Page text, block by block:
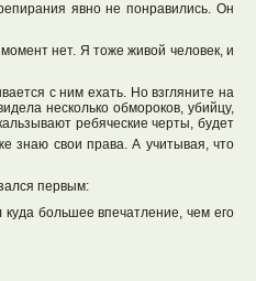
явно не понравились. Он
нет. Я тоже живой человек, и
с ним ехать. Но взгляните на
несколько обмороков, убийцу,
ребяческие черты, будет
знаю свои права. А учитывая, что
первым:
большее впечатление, чем его